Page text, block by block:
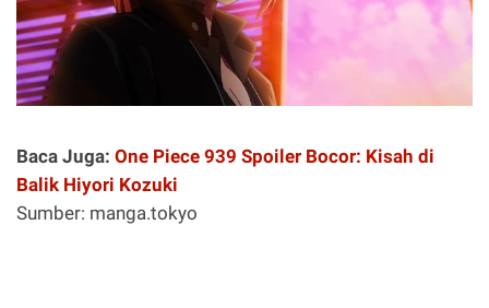
Baca Juga: One Piece 939 Spoiler Bocor: Kisah di
Balik Hiyori Kozuki
Sumber: manga.tokyo